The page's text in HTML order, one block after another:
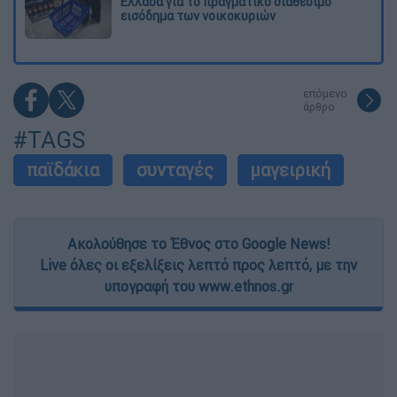
εισόδημα των νοικοκυριών
επόμενο
άρθρο
#TAGS
παϊδάκια συνταγές μαγειρική
Ακολούθησε το Έθνος στο Google News!
Live όλες οι εξελίξεις λεπτό προς λεπτό, με την
υπογραφή του www.ethnos.gr